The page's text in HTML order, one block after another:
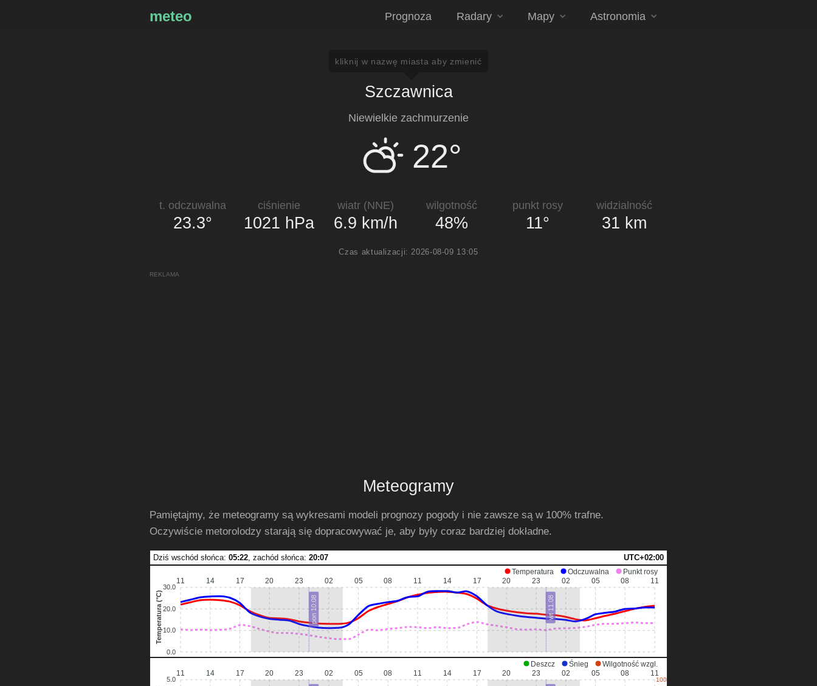
meteo Prognoza Radary Mapy Astronomia
kliknij w nazwę miasta aby zmienić
Szczawnica
Niewielkie zachmurzenie
22°
t. odczuwalna
23.3°
ciśnienie
1021 hPa
wiatr (NNE)
6.9 km/h
wilgotność
48%
punkt rosy
11°
widzialność
31 km
Czas aktualizacji: 2026-08-09 13:05
Meteogramy
Pamiętajmy, że meteogramy są wykresami modeli prognozy pogody i nie zawsze są w 100% trafne.
Oczywiście metorolodzy starają się dopracowywać je, aby były coraz bardziej dokładne.
Dziś wschód słońca: 05:22 , zachód słońca: 20:07 UTC+02:00
30.0
20.0
10.0
0.0
Temperatura (°C)
11 14 17 20 23 02 05 08 11 14 17 20 23 02 05 08 11
pon 10.08 wt 11.08
Temperatura Odczuwalna Punkt rosy
5.0
100
11 14 17 20 23 02 05 08 11 14 17 20 23 02 05 08 11
Deszcz Śnieg Wilgotność wzgl.